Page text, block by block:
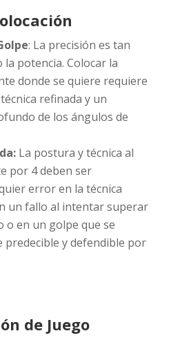
: La precisión es tan
potencia. Colocar la
donde se quiere requiere
refinada y un
de los ángulos de
La postura y técnica al
por 4 deben ser
error en la técnica
un fallo al intentar superar
o en un golpe que se
predecible y defendible por
de Juego